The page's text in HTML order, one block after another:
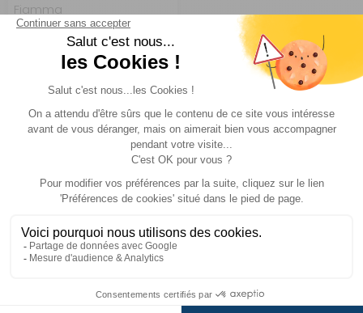
Fiamma
Réf : PD235301 EN STOCK
(4)
ACHETER 28,90 €
Livraison
Expédié sous 72h
Paiements
Avantages Paiement
Plusieurs fois